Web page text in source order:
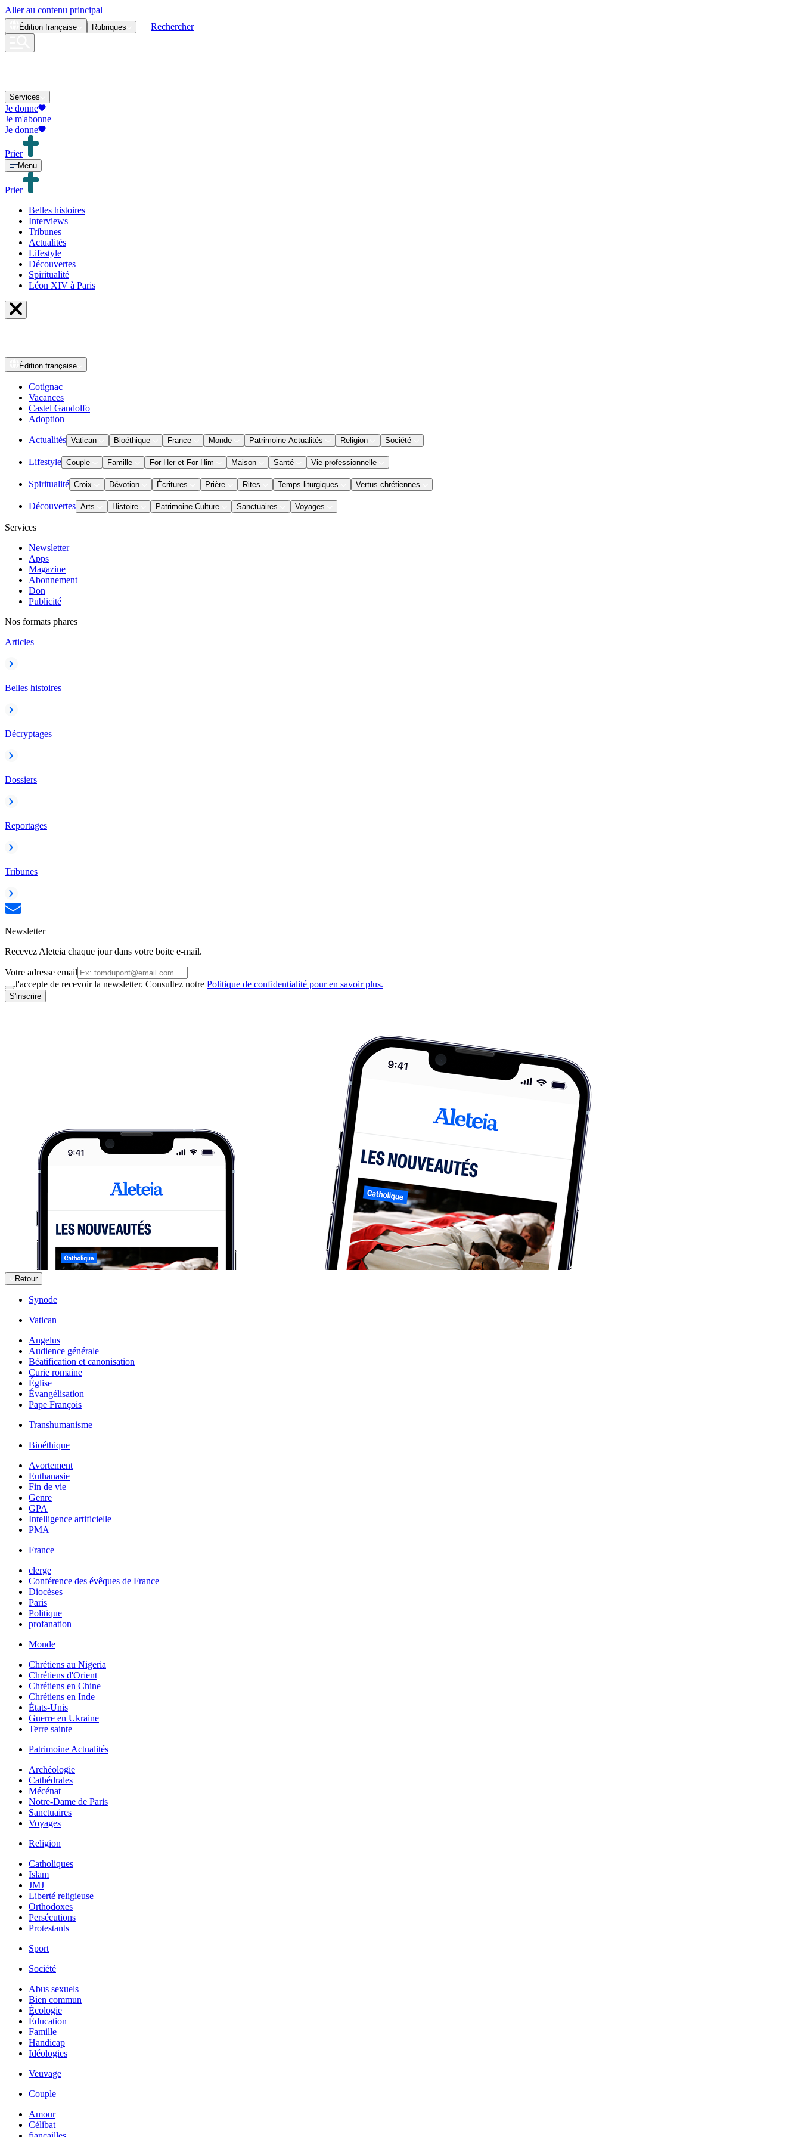
Aller au contenu principal
Édition française Rubriques Rechercher
Services
Je donne
Je m'abonne
Je donne
Prier
Menu
Prier
Belles histoires
Interviews
Tribunes
Actualités
Lifestyle
Découvertes
Spiritualité
Léon XIV à Paris
Édition française
Cotignac
Vacances
Castel Gandolfo
Adoption
Actualités Vatican Bioéthique France Monde Patrimoine Actualités Religion Société
Lifestyle Couple Famille For Her et For Him Maison Santé Vie professionnelle
Spiritualité Croix Dévotion Écritures Prière Rites Temps liturgiques Vertus chrétiennes
Découvertes Arts Histoire Patrimoine Culture Sanctuaires Voyages
Services
Newsletter
Apps
Magazine
Abonnement
Don
Publicité
Nos formats phares
Articles
Belles histoires
Décryptages
Dossiers
Reportages
Tribunes
Newsletter
Recevez Aleteia chaque jour dans votre boite e-mail.
Votre adresse email
J'accepte de recevoir la newsletter. Consultez notre Politique de confidentialité pour en savoir plus.
S'inscrire
Retour
Synode
Vatican
Angelus
Audience générale
Béatification et canonisation
Curie romaine
Église
Évangélisation
Pape François
Transhumanisme
Bioéthique
Avortement
Euthanasie
Fin de vie
Genre
GPA
Intelligence artificielle
PMA
France
clerge
Conférence des évêques de France
Diocèses
Paris
Politique
profanation
Monde
Chrétiens au Nigeria
Chrétiens d'Orient
Chrétiens en Chine
Chrétiens en Inde
États-Unis
Guerre en Ukraine
Terre sainte
Patrimoine Actualités
Archéologie
Cathédrales
Mécénat
Notre-Dame de Paris
Sanctuaires
Voyages
Religion
Catholiques
Islam
JMJ
Liberté religieuse
Orthodoxes
Persécutions
Protestants
Sport
Société
Abus sexuels
Bien commun
Écologie
Éducation
Famille
Handicap
Idéologies
Veuvage
Couple
Amour
Célibat